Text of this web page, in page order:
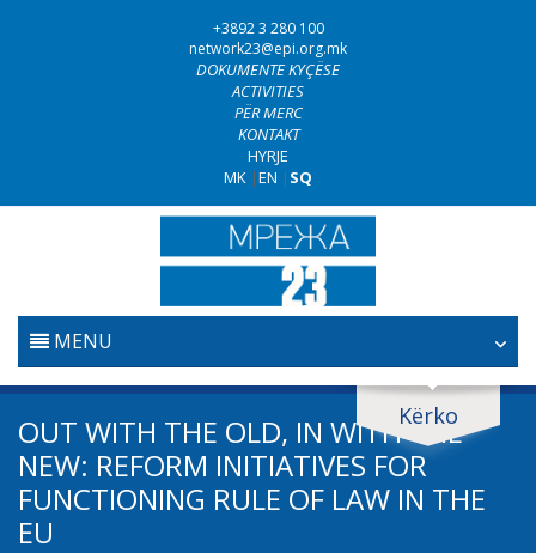
+3892 3 280 100
network23@epi.org.mk
DOKUMENTE KYÇËSE
ACTIVITIES
PËR MERC
KONTAKT
HYRJE
MK |EN | SQ
MENU
FILLESTARE
GJYQËSORI
LUFTA KUNDËR KORRUPSIONIT
Kërko
Kërko dokumente
Kërko
Fushë / lëmi
OUT WITH THE OLD, IN WITH THE
NEW: REFORM INITIATIVES FOR
FUNCTIONING RULE OF LAW IN THE
EU